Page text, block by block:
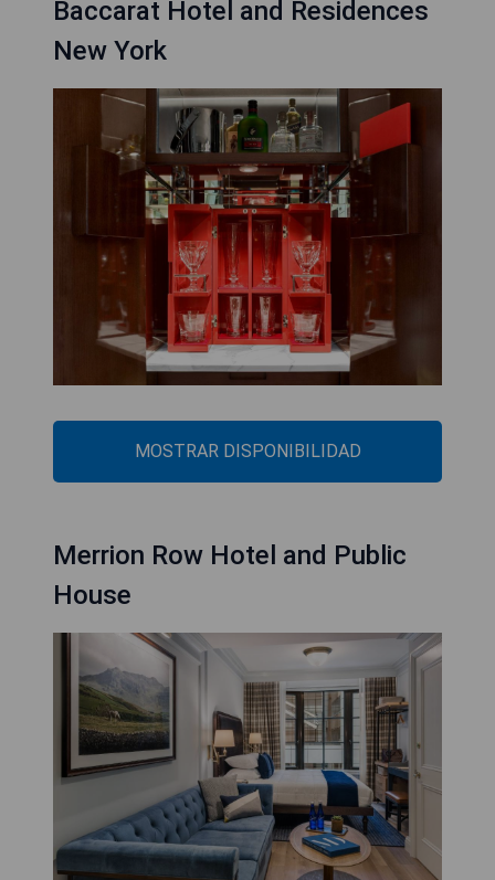
Baccarat Hotel and Residences
New York
MOSTRAR DISPONIBILIDAD
Merrion Row Hotel and Public
House